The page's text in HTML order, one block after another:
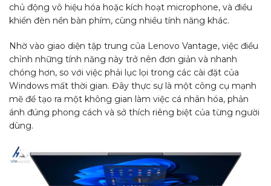
chủ động vô hiệu hóa hoặc kích hoạt microphone, và điều
khiển đèn nền bàn phím, cùng nhiều tính năng khác.
Nhờ vào giao diện tập trung của Lenovo Vantage, việc điều
chỉnh những tính năng này trở nên đơn giản và nhanh
chóng hơn, so với việc phải lục lọi trong các cài đặt của
Windows mất thời gian. Đây thực sự là một công cụ mạnh
mẽ để tạo ra một không gian làm việc cá nhân hóa, phản
ánh đúng phong cách và sở thích riêng biệt của từng người
dùng.